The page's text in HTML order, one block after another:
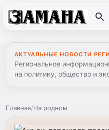
АКТУАЛЬНЫЕ НОВОСТИ
Региональное
на политику, общество и
Главная/На родном